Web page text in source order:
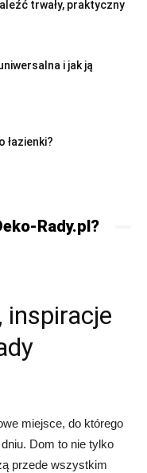
trwały, praktyczny
i jak ją
łazienki?
Rady.pl?
inspiracje
miejsce, do którego
Dom to nie tylko
przede wszystkim